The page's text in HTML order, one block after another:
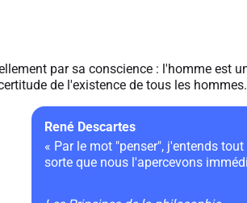
par sa conscience : l'homme est
de l'existence de tous les hommes.
« Par le mot "penser", j'entends
sorte que nous l'apercevons
René Descartes